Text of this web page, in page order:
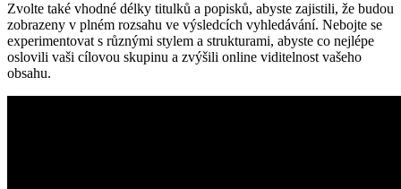
Zvolte také vhodné délky titulků a popisků, abyste zajistili, že budou
zobrazeny v plném rozsahu ve výsledcích vyhledávání. Nebojte se
experimentovat s různými stylem a strukturami, abyste co nejlépe
oslovili vaši cílovou skupinu a zvýšili online viditelnost vašeho
obsahu.